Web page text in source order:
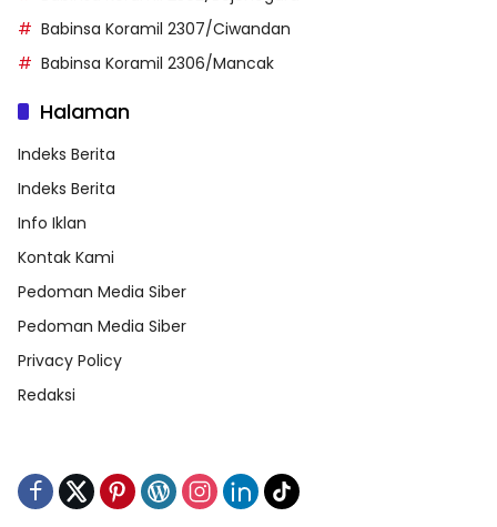
Babinsa Koramil 2307/Ciwandan
Babinsa Koramil 2306/Mancak
Halaman
Indeks Berita
Indeks Berita
Info Iklan
Kontak Kami
Pedoman Media Siber
Pedoman Media Siber
Privacy Policy
Redaksi